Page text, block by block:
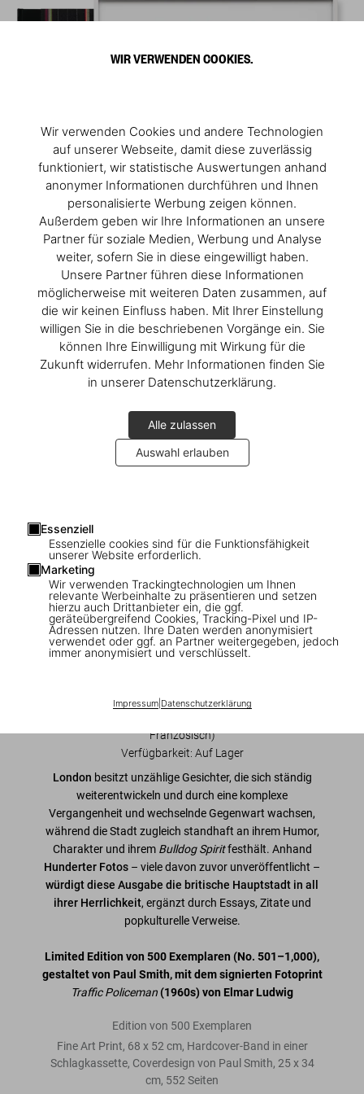
WIR VERWENDEN COOKIES.
Wir verwenden Cookies und andere Technologien
auf unserer Webseite, damit diese zuverlässig
funktioniert, wir statistische Auswertungen anhand
anonymer Informationen durchführen und Ihnen
personalisierte Werbung zeigen können.
Außerdem geben wir Ihre Informationen an unsere
Partner für soziale Medien, Werbung und Analyse
weiter, sofern Sie in diese eingewilligt haben.
Unsere Partner führen diese Informationen
möglicherweise mit weiteren Daten zusammen, auf
die wir keinen Einfluss haben. Mit Ihrer Einstellung
willigen Sie in die beschriebenen Vorgänge ein. Sie
können Ihre Einwilligung mit Wirkung für die
Zukunft widerrufen. Mehr Informationen finden Sie
in unserer Datenschutzerklärung.
Alle zulassen
Auswahl erlauben
Essenziell
Essenzielle cookies sind für die Funktionsfähigkeit
unserer Website erforderlich.
Marketing
Wir verwenden Trackingtechnologien um Ihnen
relevante Werbeinhalte zu präsentieren und setzen
hierzu auch Drittanbieter ein, die ggf.
geräteübergreifend Cookies, Tracking-Pixel und IP-
Adressen nutzen. Ihre Daten werden anonymisiert
verwendet oder ggf. an Partner weitergegeben, jedoch
immer anonymisiert und verschlüsselt.
Impressum| Datenschutzerklärung
XL
London. Portrait of a City, Paul Smith
Edition No. 501–1,000 ‘Traffic Policeman’
US$ 1.000
Französisch)
Verfügbarkeit: Auf Lager
London besitzt unzählige Gesichter, die sich ständig
weiterentwickeln und durch eine komplexe
Vergangenheit und wechselnde Gegenwart wachsen,
während die Stadt zugleich standhaft an ihrem Humor,
Charakter und ihrem Bulldog Spiritfesthält. Anhand
Hunderter Fotos – viele davon zuvor unveröffentlicht –
würdigt diese Ausgabe die britische Hauptstadt in all
ihrer Herrlichkeit, ergänzt durch Essays, Zitate und
popkulturelle Verweise.
Limited Edition von 500 Exemplaren (No. 501–1,000),
gestaltet von Paul Smith, mit dem signierten Fotoprint
Traffic Policeman (1960s) von Elmar Ludwig
Edition von 500 Exemplaren
Fine Art Print, 68 x 52 cm, Hardcover-Band in einer
Schlagkassette, Coverdesign von Paul Smith, 25 x 34
cm, 552 Seiten